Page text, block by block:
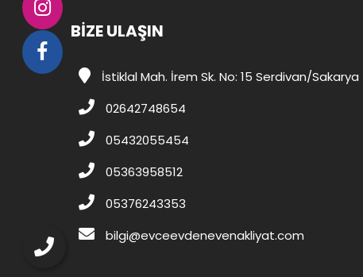
BİZE ULAŞIN
İstiklal Mah. İrem Sk. No: 15 Serdivan/Sakarya
02642748654
05432055454
05363958512
05376243353
bilgi@evceevdenevenakliyat.com